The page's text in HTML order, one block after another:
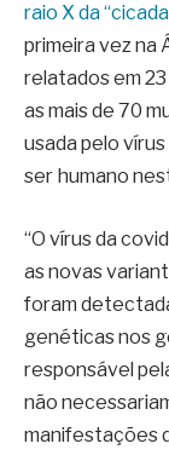
raio X da
primeira vez na
relatados em
as mais de 70
usada pelo
ser humano
“O vírus da
as novas
foram
genéticas nos
responsável
não
manifestações